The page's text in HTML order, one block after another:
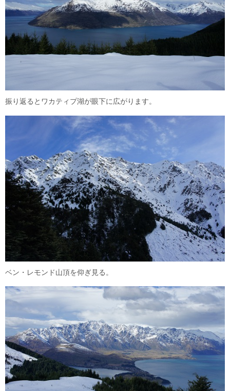
振り返るとワカティプ湖が眼下に広がります。
ベン・レモンド山頂を仰ぎ見る。